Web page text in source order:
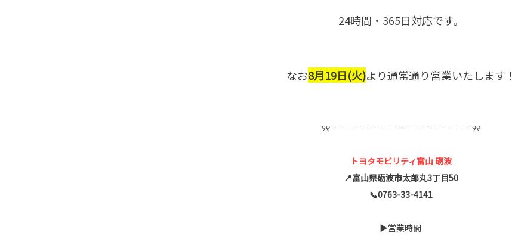
24時間・365日対応です。
なお8月19日(火)より通常通り営業いたします！
୨୧┈┈┈┈┈┈┈┈┈┈┈┈┈┈┈┈┈୨୧
トヨタモビリティ富山 砺波
📍富山県砺波市太郎丸3丁目50
📞0763-33-4141
▶︎営業時間